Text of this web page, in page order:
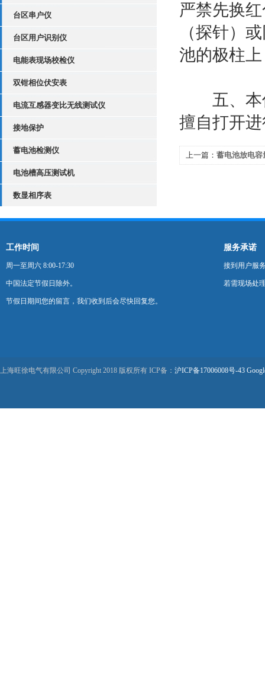
台区串户仪
台区用户识别仪
电能表现场校检仪
双钳相位伏安表
电流互感器变比无线测试仪
接地保护
蓄电池检测仪
电池槽高压测试机
数显相序表
严禁先换
（探针）
池的极柱
五、本仪
擅自打开
上一篇： 蓄电池放电容
工作时间
周一至周六 8:00-17:30
中国法定节假日除外。
节假日期间您的留言，我们收到后会尽快回复您。
服务承诺
接到用户服
若需现场处
上海旺徐电气有限公司 Copyright 2018 版权所有 ICP备： 沪ICP备17006008号-43